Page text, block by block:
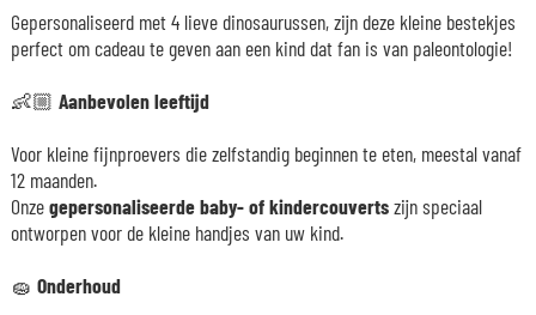
Gepersonaliseerd met 4 lieve dinosaurussen, zijn deze kleine bestekjes
perfect om cadeau te geven aan een kind dat fan is van paleontologie!
👶🏼 Aanbevolen leeftijd
Voor kleine fijnproevers die zelfstandig beginnen te eten, meestal vanaf
12 maanden.
Onzegepersonaliseerde baby- of kindercouvertszijn speciaal
ontworpen voor de kleine handjes van uw kind.
🧽 Onderhoud